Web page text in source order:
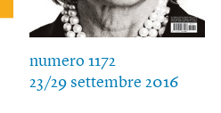
numero 1172
23/29 settembre 2016